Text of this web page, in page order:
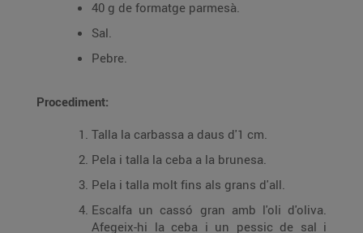
40 g de formatge parmesà.
Sal.
Pebre.
Procediment:
Talla la carbassa a daus d'1 cm.
Pela i talla la ceba a la brunesa.
Pela i talla molt fins als grans d'all.
Escalfa un cassó gran amb l'oli d'oliva.
Afegeix-hi la ceba i un pessic de sal i